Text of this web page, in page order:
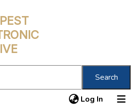
Search
Log In (current)